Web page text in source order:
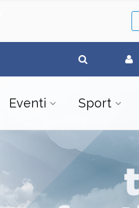
Eventi Sport